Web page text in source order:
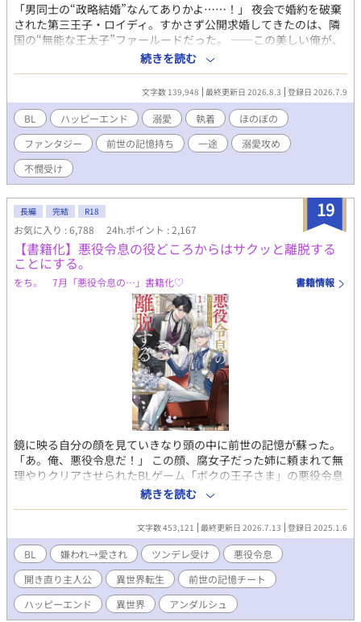
「男同士の“政略結婚”なんてありかよ……！」 夜会で婚約を破棄
された第三王子・ロイディ。すかさず公開求婚してきたのは、隣
国の“無能な王太子”ファールードだった。 ——この美しい俺が、
男相手に“嫁入り”だと？ 冗談じゃない！ 不本意ながら始まった
結婚生活。ところが夫は、無能どころかとんでもない策士だっ
た。外堀を埋め、逃げ道を塞ぎ、過保護なほど甘やかしてくる。
だが、甘やかされてばかりもいられない。 ロイディは婚約破棄の
屈辱を晴らすべく、策を練り始める。 こう見えて前世は起業家。
その経験を生かし、嫁ぎ先にも利益をもたらしながら、自分を侮
った連中を経済でぶん殴れないかと考えたのだ。 そんな異様に沸
点の低い妻に、策士の夫も振り回されっぱなしで——！？ 無能を
装う策士な執着溺愛攻め×策士から逃げられない生意気ツンデレ
続きを読む
文字数 139,948 最終更新日 2026.8.3 登録日 2026.7.9
BL ハッピーエンド 溺愛 執着
ほのぼの
ファンタジー
前世の記憶持ち 一途
溺愛攻め
不憫受け
19
長編 完結 R18
お気に入り : 6,788 24h.ポイント : 2,167
【書籍化】悪役令息の役どころからはサクッと離脱する
ことにする。
をち。 7月「悪役令息の…」書籍化♡ 書籍情報
鏡に映る自分の顔を見ていきなり頭の中に前世の記憶が蘇った。
「あ。俺、悪役令息だ！」 この顔、腐女子だった姉に頼まれて無
理やりクリアさせられたBLゲーム「ボクの王子さま」の悪役令息
ことスノーデン公爵家長男、ミルリースだ。 確か、プライドが高
く、主役である人気者の次男レオリースを妬み虐げまくるザ・悪
役。 ということになっている。 そう。俺は何もしていない。なの
に一方的に「人気者の次男を妬んで虐める性格の悪い長男」とい
う役所にされてきたのだ。 いかんせん俺はクールな美少年すぎ
た。 伶俐な美貌と目の下のクマのせいで、黙っているだけで近寄
りがたく見えてしまう。疲れてため息を吐けば「気だるい怠惰な
空気を滲ませ」ているように見え「何を思うのか、その瞳を忌々
しげに燻らせていた」となるわけだ。 何をしても妬まれる。 成績
続きを読む
文字数 453,121 最終更新日 2026.7.13 登録日 2025.1.6
BL 嫌われ→愛され ツンデレ受け
悪役令息
開き直り主人公
異世界転生
前世の記憶チート
ハッピーエンド
異世界 アンダルシュ